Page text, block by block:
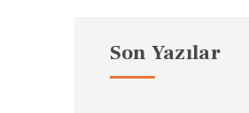
Son Yazılar